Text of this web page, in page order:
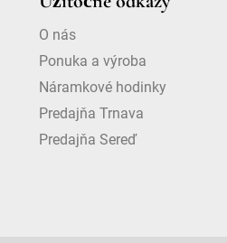
O nás
Ponuka a výroba
Náramkové hodinky
Predajňa Trnava
Predajňa Sereď